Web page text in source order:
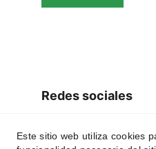
Redes sociales
Este sitio web utiliza cookies